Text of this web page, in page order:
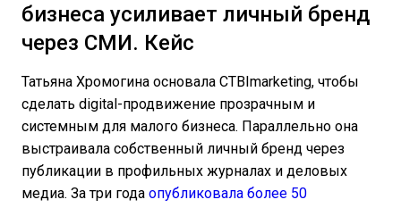
бизнеса усиливает личный бренд
через СМИ. Кейс
Татьяна Хромогина основала CTBImarketing, чтобы
сделать digital-продвижение прозрачным и
системным для малого бизнеса. Параллельно она
выстраивала собственный личный бренд через
публикации в профильных журналах и деловых
медиа. За три года опубликовала более 50